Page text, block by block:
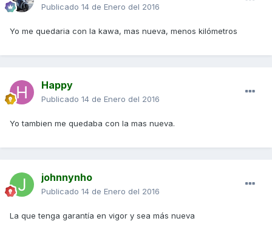
Publicado 14 de Enero del 2016
Yo me quedaria con la kawa, mas nueva, menos kilómetros
Happy
Publicado 14 de Enero del 2016
Yo tambien me quedaba con la mas nueva.
johnnynho
Publicado 14 de Enero del 2016
La que tenga garantía en vigor y sea más nueva